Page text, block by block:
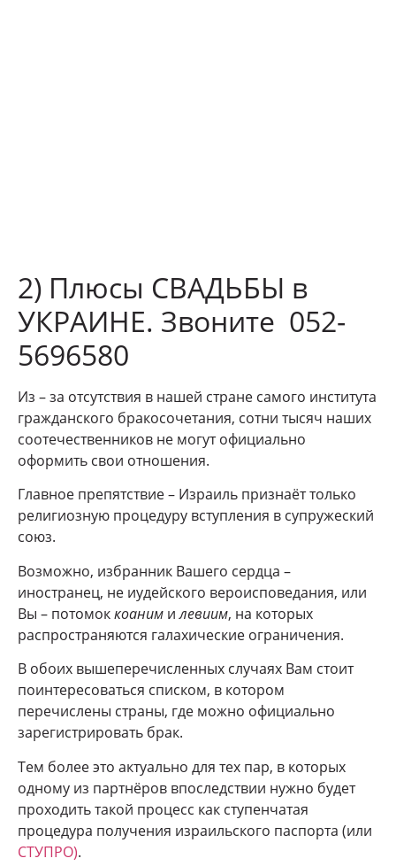
2) Плюсы СВАДЬБЫ в
УКРАИНЕ. Звоните 052-
5696580
Из – за отсутствия в нашей стране самого института
гражданского бракосочетания, сотни тысяч наших
соотечественников не могут официально
оформить свои отношения.
Главное препятствие – Израиль признаёт только
религиозную процедуру вступления в супружеский
союз.
Возможно, избранник Вашего сердца –
иностранец, не иудейского вероисповедания, или
Вы – потомоккоаним илевиим, на которых
распространяются галахические ограничения.
В обоих вышеперечисленных случаях Вам стоит
поинтересоваться списком, в котором
перечислены страны, где можно официально
зарегистрировать брак.
Тем более это актуально для тех пар, в которых
одному из партнёров впоследствии нужно будет
проходить такой процесс как ступенчатая
процедура получения израильского паспорта (или
СТУПРО).